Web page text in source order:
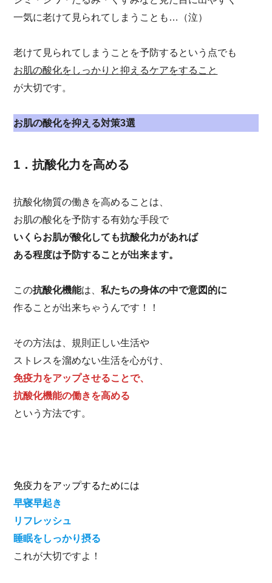
一気に老けて見られてしまうことも…（泣）
老けて見られてしまうことを予防するという点でも
お肌の酸化をしっかりと抑えるケアをすること
が大切です。
お肌の酸化を抑える対策3選
1．抗酸化力を高める
抗酸化物質の働きを高めることは、
お肌の酸化を予防する有効な手段で
いくらお肌が酸化しても抗酸化力があれば
ある程度は予防することが出来ます。
この抗酸化機能は、私たちの身体の中で意図的に
作ることが出来ちゃうんです！！
その方法は、規則正しい生活や
ストレスを溜めない生活を心がけ、
免疫力をアップさせることで、
抗酸化機能の働きを高める
という方法です。
免疫力をアップするためには
早寝早起き
リフレッシュ
睡眠をしっかり摂る
これが大切ですよ！